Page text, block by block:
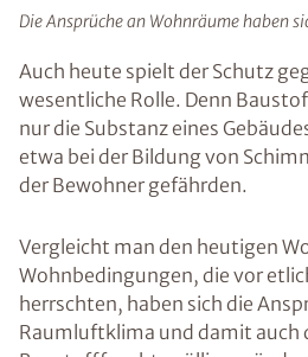
Die Ansprüche an Wohnräume haben
Auch heute spielt der Schutz
wesentliche Rolle. Denn
nur die Substanz eines
etwa bei der Bildung von
der Bewohner gefährden.
Vergleicht man den heutigen
Wohnbedingungen, die vor
herrschten, haben sich die
Raumluftklima und damit auch